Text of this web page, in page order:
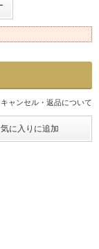
キャンセル・返品について